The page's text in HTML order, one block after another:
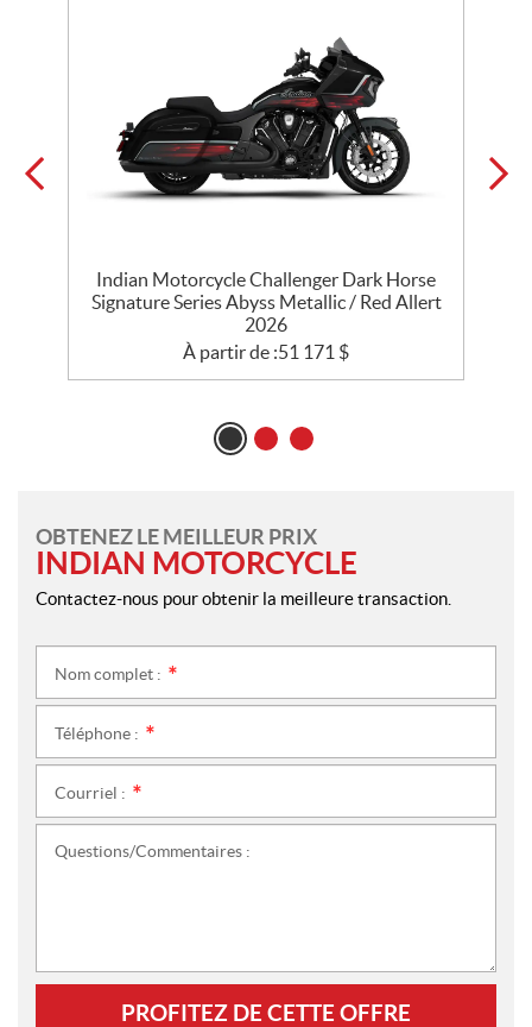
Indian Motorcycle Challenger Dark Horse
Signature Series Abyss Metallic / Red Allert
2026
À partir de :51 171 $
OBTENEZ LE MEILLEUR PRIX
INDIAN MOTORCYCLE
Contactez-nous pour obtenir la meilleure transaction.
Nom complet :
Téléphone :
Courriel :
Questions/Commentaires :
PROFITEZ DE CETTE OFFRE